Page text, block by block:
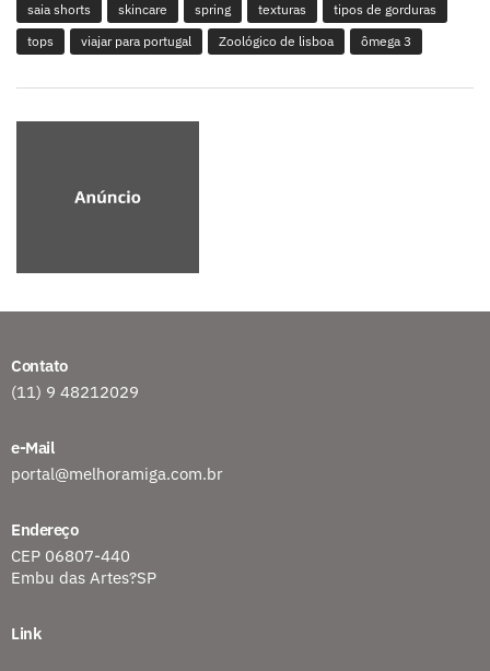
saia shorts
skincare spring texturas
tipos de gorduras
tops
viajar para portugal Zoológico de lisboa ômega 3
Contato
(11) 9 48212029
e-Mail
portal@melhoramiga.com.br
Endereço
CEP 06807-440
Embu das Artes?SP
Link